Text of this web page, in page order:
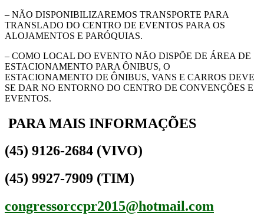
– NÃO DISPONIBILIZAREMOS TRANSPORTE PARA
TRANSLADO DO CENTRO DE EVENTOS PARA OS
ALOJAMENTOS E PARÓQUIAS.
– COMO LOCAL DO EVENTO NÃO DISPÕE DE ÁREA DE
ESTACIONAMENTO PARA ÔNIBUS, O
ESTACIONAMENTO DE ÔNIBUS, VANS E CARROS DEVE
SE DAR NO ENTORNO DO CENTRO DE CONVENÇÕES E
EVENTOS.
PARA MAIS INFORMAÇÕES
(45) 9126-2684 (VIVO)
(45) 9927-7909 (TIM)
congressorccpr2015@hotmail.com